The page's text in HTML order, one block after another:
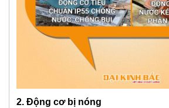
2. Động cơ bị nóng